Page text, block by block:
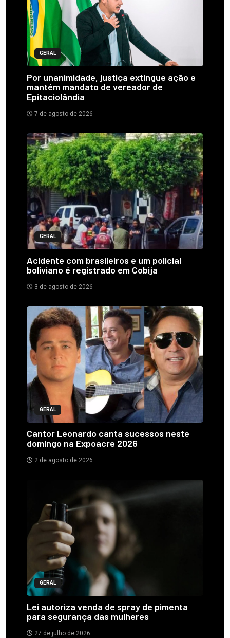
GERAL
Por unanimidade, justiça extingue ação e
mantém mandato de vereador de
Epitaciolândia
7 de agosto de 2026
GERAL
Acidente com brasileiros e um policial
boliviano é registrado em Cobija
3 de agosto de 2026
GERAL
Cantor Leonardo canta sucessos neste
domingo na Expoacre 2026
2 de agosto de 2026
GERAL
Lei autoriza venda de spray de pimenta
para segurança das mulheres
27 de julho de 2026